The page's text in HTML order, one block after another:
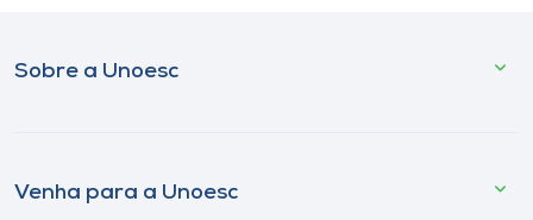
Sobre a Unoesc
Venha para a Unoesc